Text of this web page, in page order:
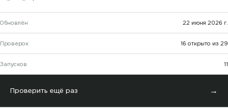
Обновлён 22 июня 2026 г.
Проверок 16 открыто из 29
Запусков 11
Проверить ещё раз →